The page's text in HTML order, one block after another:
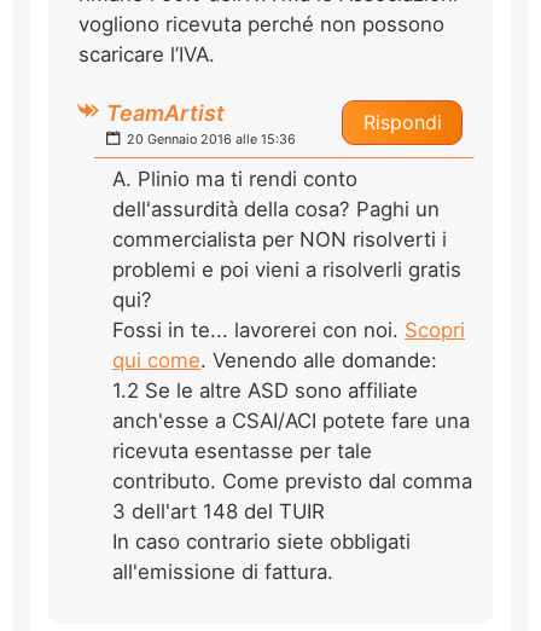
vogliono ricevuta perché non possono
scaricare l’IVA.
Rispondi
TeamArtist
20 Gennaio 2016 alle 15:36
A. Plinio ma ti rendi conto
dell'assurdità della cosa? Paghi un
commercialista per NON risolverti i
problemi e poi vieni a risolverli gratis
qui?
Fossi in te... lavorerei con noi. Scopri
qui come. Venendo alle domande:
1.2 Se le altre ASD sono affiliate
anch'esse a CSAI/ACI potete fare una
ricevuta esentasse per tale
contributo. Come previsto dal comma
3 dell'art 148 del TUIR
In caso contrario siete obbligati
all'emissione di fattura.